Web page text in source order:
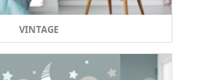
VINTAGE